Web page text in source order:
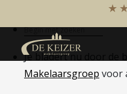
Je bladert nu door de
Makelaarsgroep voor